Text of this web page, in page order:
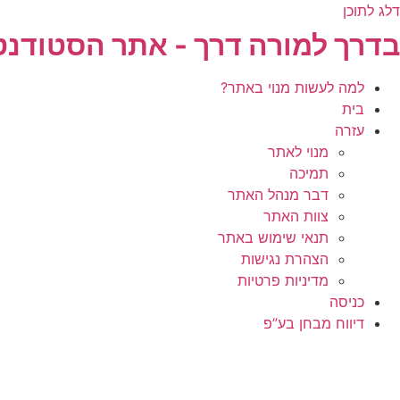
דלג לתוכן
בדרך למורה דרך - אתר
למה לעשות מנוי באתר?
בית
עזרה
מנוי לאתר
תמיכה
דבר מנהל האתר
צוות האתר
תנאי שימוש באתר
הצהרת נגישות
מדיניות פרטיות
כניסה
דיווח מבחן בע”פ